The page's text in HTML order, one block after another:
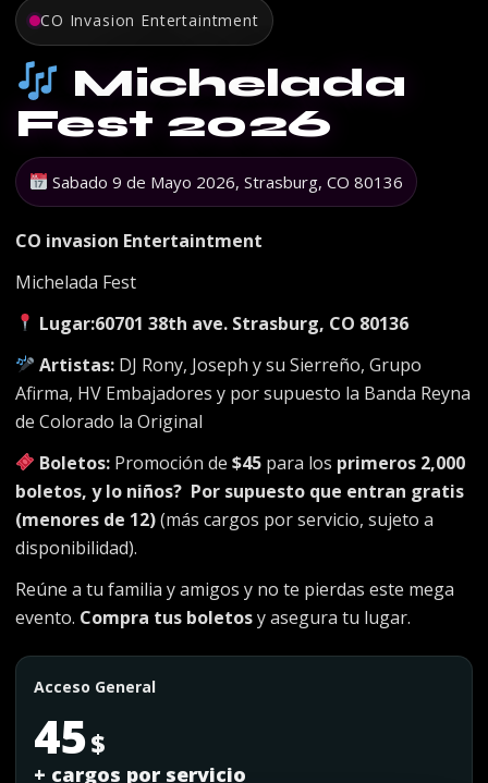
CO Invasion Entertaintment
Michelada
Fest 2026
Sabado 9 de Mayo 2026, Strasburg, CO 80136
CO invasion Entertaintment
Michelada Fest
Lugar:60701 38th ave. Strasburg, CO 80136
Artistas: DJ Rony, Joseph y su Sierreño, Grupo
Afirma, HV Embajadores y por supuesto la Banda Reyna
de Colorado la Original
Boletos: Promoción de$45 para los primeros 2,000
boletos, y lo niños? Por supuesto que entran gratis
(menores de 12)(más cargos por servicio, sujeto a
disponibilidad).
Reúne a tu familia y amigos y no te pierdas este mega
evento. Compra tus boletosy asegura tu lugar.
Acceso General
45$
+ cargos por servicio